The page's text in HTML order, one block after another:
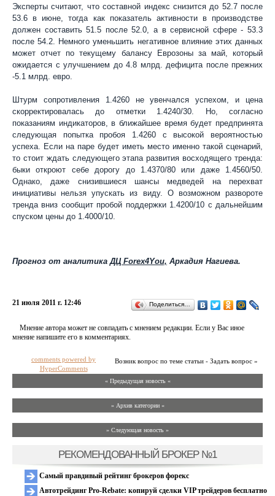
Эксперты считают, что составной индекс снизится до 52.7 после
53.6 в июне, тогда как показатель активности в производстве
должен составить 51.5 после 52.0, а в сервисной сфере - 53.3
после 54.2. Немного уменьшить негативное влияние этих данных
может отчет по текущему балансу Еврозоны за май, который
ожидается с улучшением до 4.8 млрд. дефицита после прежних
-5.1 млрд. евро.
Штурм сопротивления 1.4260 не увенчался успехом, и цена
скорректировалась до отметки 1.4240/30. Но, согласно
показаниям индикаторов, в ближайшее время будет предпринята
следующая попытка пробоя 1.4260 с высокой вероятностью
успеха. Если на паре будет иметь место именно такой сценарий,
то стоит ждать следующего этапа развития восходящего тренда:
быки откроют себе дорогу до 1.4370/80 или даже 1.4560/50.
Однако, даже снизившиеся шансы медведей на перехват
инициативы нельзя упускать из виду. О возможном развороте
тренда вниз сообщит пробой поддержки 1.4200/10 с дальнейшим
спуском цены до 1.4000/10.
Прогноз от аналитикаДЦ Forex4You, Аркадия Нагиева.
21 июля 2011 г. 12:46 Поделиться…
Мнение автора может не совпадать с мнением редакции. Если у Вас иное
мнение напишите его в комментариях.
Возник вопрос по теме статьи - Задать вопрос »
comments powered by
HyperComments
« Предыдущая новость «
» Архив категории «
» Следующая новость »
РЕКОМЕНДОВАННЫЙ БРОКЕР №1
Самый правдивый рейтинг брокеров форекс
Автотрейдинг Pro-Rebate: копируй сделки VIP трейдеров бесплатно